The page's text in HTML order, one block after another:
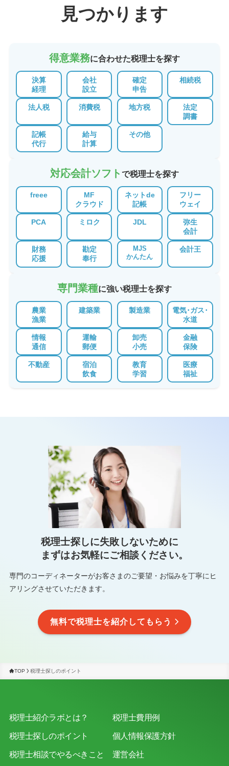
見つかります
得意業務に合わせた税理士を探す
決算
経理
会社
設立
確定
申告
相続税
法人税 消費税 地方税
法定
調書
記帳
代行
給与
計算
その他
対応会計ソフト で税理士を探す
freee
MF
クラウド
ネットde
記帳
フリー
ウェイ
PCA ミロク JDL
弥生
会計
財務
応援
勘定
奉行
MJS
かんたん
会計王
専門業種に強い税理士を探す
農業
漁業
建築業 製造業
電気･ガス･
水道
情報
通信
運輸
郵便
卸売
小売
金融
保険
不動産
宿泊
飲食
教育
学習
医療
福祉
税理士探しに失敗しないために
まずはお気軽にご相談ください。
専門のコーディネーターがお客さまのご要望・お悩みを丁寧にヒ
アリングさせていただきます。
無料で税理士を紹介してもらう
TOP 税理士探しのポイント
税理士紹介ラボとは？
税理士探しのポイント
税理士相談でやるべきこと
税理士費用例
個人情報保護方針
運営会社